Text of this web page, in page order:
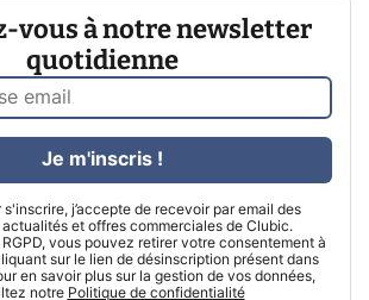
vous à notre newsletter
quotidienne
s'inscrire, j’accepte de recevoir par email des
et offres commerciales de Clubic.
vous pouvez retirer votre consentement à
sur le lien de désinscription présent dans
en savoir plus sur la gestion de vos données,
notre Politique de confidentialité
Je m'inscris !